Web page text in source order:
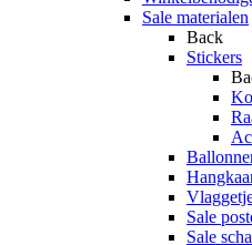
Sale materialen
Back
Stickers
Sale
Sale